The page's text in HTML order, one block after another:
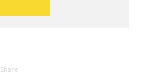
Share